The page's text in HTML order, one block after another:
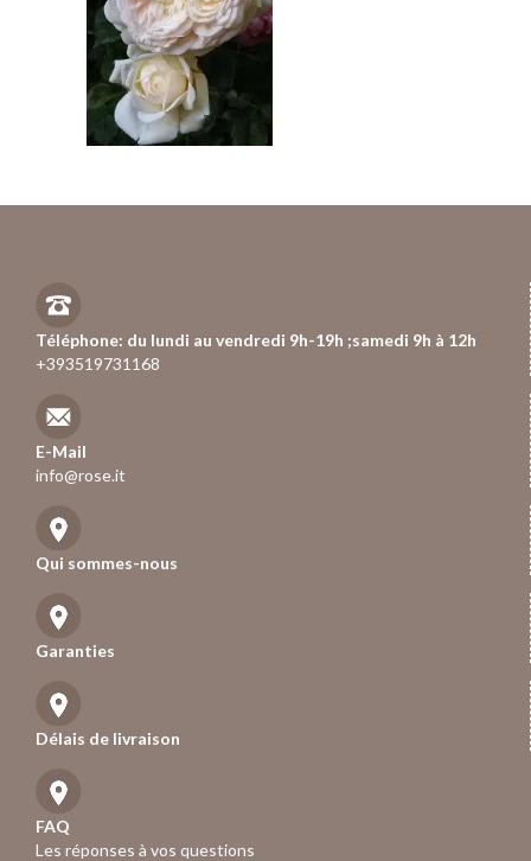
Téléphone: du lundi au vendredi 9h-19h ;samedi 9h à 12h
+393519731168
E-Mail
info@rose.it
Qui sommes-nous
Garanties
Délais de livraison
FAQ
Les réponses à vos questions